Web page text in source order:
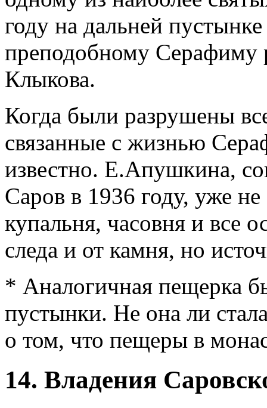
году на дальней
преподобному Серафиму
Клыкова.
Когда были разрушены
связанные с жизнью
известно. Е.Апушкина,
Саров в 1936 году, уже
купальня, часовня и все
следа и от камня, но
* Аналогичная пещерка
пустынки. Не она ли
о том, что пещеры в
14. Владения